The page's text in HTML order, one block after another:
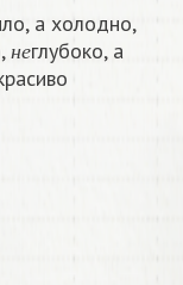
а холодно,
н е
неглубоко, а